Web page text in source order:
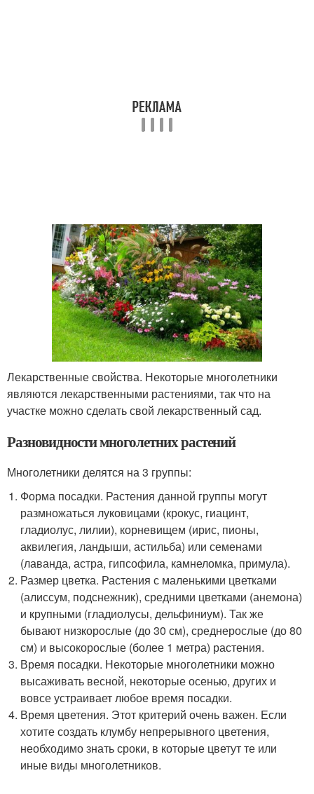
Лекарственные свойства. Некоторые многолетники
являются лекарственными растениями, так что на
участке можно сделать свой лекарственный сад.
Разновидности многолетних растений
Многолетники делятся на 3 группы:
Форма посадки. Растения данной группы могут
размножаться луковицами (крокус, гиацинт,
гладиолус, лилии), корневищем (ирис, пионы,
аквилегия, ландыши, астильба) или семенами
(лаванда, астра, гипсофила, камнеломка, примула).
Размер цветка. Растения с маленькими цветками
(алиссум, подснежник), средними цветками (анемона)
и крупными (гладиолусы, дельфиниум). Так же
бывают низкорослые (до 30 см), среднерослые (до 80
см) и высокорослые (более 1 метра) растения.
Время посадки. Некоторые многолетники можно
высаживать весной, некоторые осенью, других и
вовсе устраивает любое время посадки.
Время цветения. Этот критерий очень важен. Если
хотите создать клумбу непрерывного цветения,
необходимо знать сроки, в которые цветут те или
иные виды многолетников.